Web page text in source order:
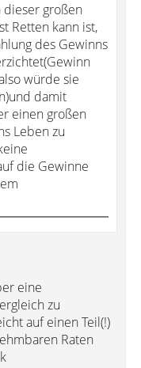
dieser großen
Retten kann ist,
des Gewinns
würde sie
damit
einen großen
Leben zu
die Gewinne
eine
zu
auf einen Teil(!)
Raten